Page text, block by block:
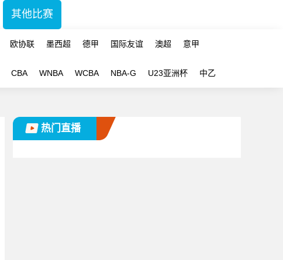
其他比赛
欧协联 墨西超 德甲 国际友谊 澳超 意甲
CBA WNBA WCBA NBA-G U23亚洲杯 中乙
热门直播